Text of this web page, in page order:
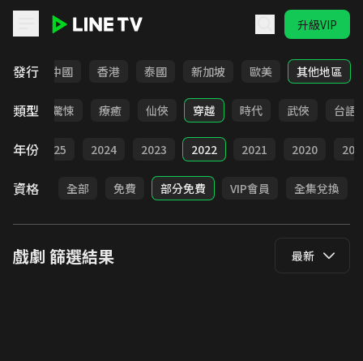
升級VIP
發行
韓國 中國 香港 泰國 新加坡 歐美 其他地區
類型
奇幻 驚悚 療癒 仙俠 穿越 時代 武俠 台語
年份 2025 2024 2023 2022 2021 2020
資格 全部 免費 部分免費 VIP會員 全集兌換
戲劇 篩選結果 最新